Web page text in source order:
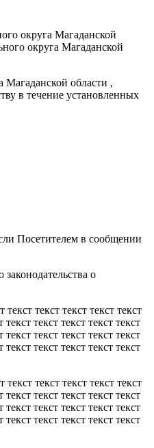
округа Магаданской
округа Магаданской
Магаданской области ,
в течение установленных
Посетителем в сообщении
о
текст текст текст текст текст
текст текст текст текст текст
текст текст текст текст текст
текст текст текст текст текст
текст текст текст текст текст
текст текст текст текст текст
текст текст текст текст текст
текст текст текст текст текст